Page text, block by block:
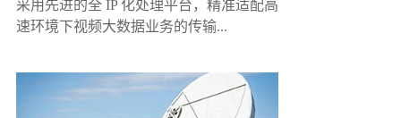
采用先进的全 IP 化处理平台，精准适配高
速环境下视频大数据业务的传输...